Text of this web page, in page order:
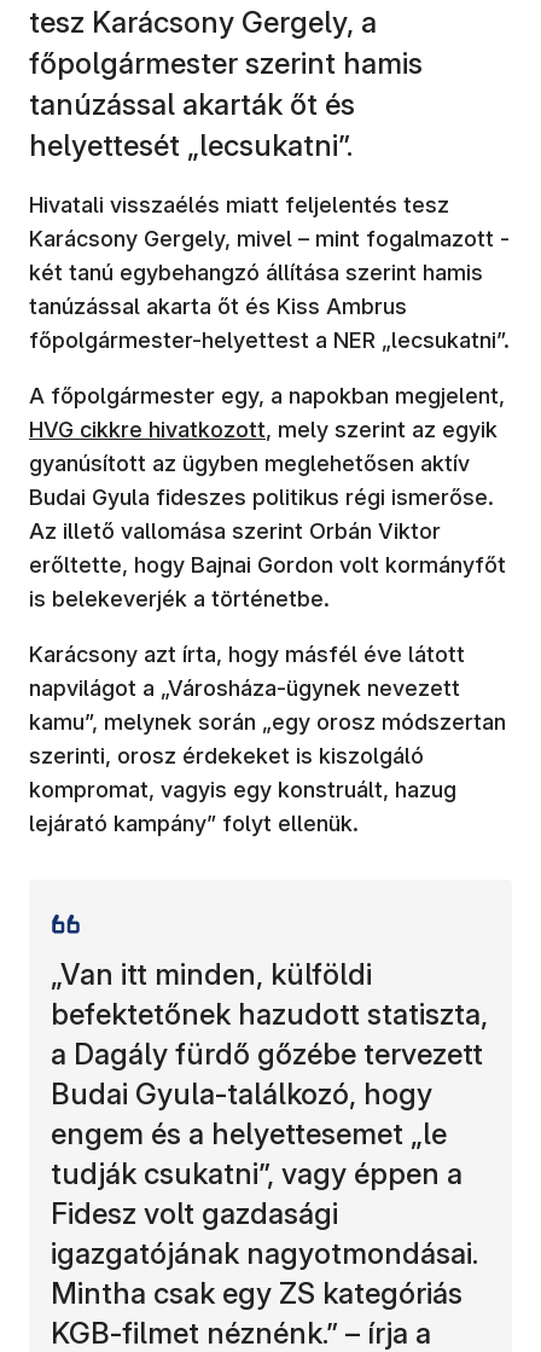
tesz Karácsony Gergely, a
főpolgármester szerint hamis
tanúzással akarták őt és
helyettesét „lecsukatni”.
Hivatali visszaélés miatt feljelentés tesz
Karácsony Gergely, mivel – mint fogalmazott -
két tanú egybehangzó állítása szerint hamis
tanúzással akarta őt és Kiss Ambrus
főpolgármester-helyettest a NER „lecsukatni”.
A főpolgármester egy, a napokban megjelent,
HVG cikkre hivatkozott, mely szerint az egyik
gyanúsított az ügyben meglehetősen aktív
Budai Gyula fideszes politikus régi ismerőse.
Az illető vallomása szerint Orbán Viktor
erőltette, hogy Bajnai Gordon volt kormányfőt
is belekeverjék a történetbe.
Karácsony azt írta, hogy másfél éve látott
napvilágot a „Városháza-ügynek nevezett
kamu”, melynek során „egy orosz módszertan
szerinti, orosz érdekeket is kiszolgáló
kompromat, vagyis egy konstruált, hazug
lejárató kampány” folyt ellenük.
„Van itt minden, külföldi
befektetőnek hazudott statiszta,
a Dagály fürdő gőzébe tervezett
Budai Gyula-találkozó, hogy
engem és a helyettesemet „le
tudják csukatni”, vagy éppen a
Fidesz volt gazdasági
igazgatójának nagyotmondásai.
Mintha csak egy ZS kategóriás
KGB-filmet néznénk.” – írja a